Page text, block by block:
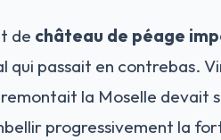
de château de péage
passait en contrebas.
la Moselle devait
progressivement la